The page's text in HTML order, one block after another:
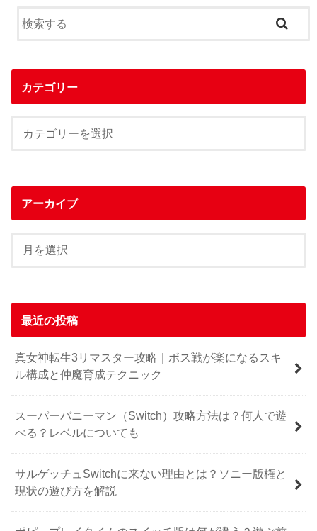
カテゴリー
アーカイブ
最近の投稿
真女神転生3リマスター攻略｜ボス戦が楽になるスキ
ル構成と仲魔育成テクニック
スーパーバニーマン（Switch）攻略方法は？何人で遊
べる？レベルについても
サルゲッチュSwitchに来ない理由とは？ソニー版権と
現状の遊び方を解説